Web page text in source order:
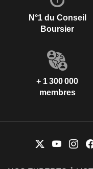
N°1 du Conseil
Boursier
+ 1 300 000
membres